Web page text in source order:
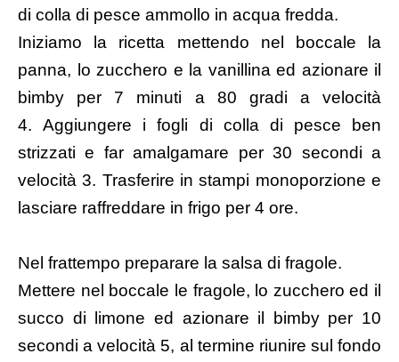
di colla di pesce ammollo in acqua fredda.
Iniziamo la ricetta mettendo nel boccale la
panna, lo zucchero e la vanillina ed azionare il
bimby per 7 minuti a 80 gradi a velocità
4. Aggiungere i fogli di colla di pesce ben
strizzati e far amalgamare per 30 secondi a
velocità 3. Trasferire in stampi monoporzione e
lasciare raffreddare in frigo per 4 ore.
Nel frattempo preparare la salsa di fragole.
Mettere nel boccale le fragole, lo zucchero ed il
succo di limone ed azionare il bimby per 10
secondi a velocità 5, al termine riunire sul fondo